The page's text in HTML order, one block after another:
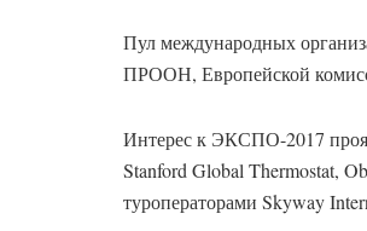
Пул международных
ПРООН, Европейской
Интерес к ЭКСПО-2017
Stanford Global Thermostat,
туроператорами Skyway